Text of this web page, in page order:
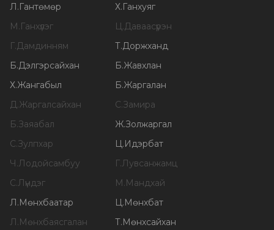
Л.Гантөмөр Х.Ганхуяг
М.Ганхүлэг Ц.Даваасүрэн
Г.Дамдинням Т.Доржханд
Б.Дэлгэрсайхан Б.Жавхлан
Х.Жангабыл Б.Жаргалан
Д.Жаргалсайхан С.Замира
Б.Заяабал Ж.Золжаргал
С.Зулпхар Ц.Идэрбат
Ч.Лодойсамбуу Г.Лувсанжамц
С.Лүндэг М.Мандхай
Л.Мөнхбаатар Ц.Мөнхбат
Л.Мөнхбаясгалан Т.Мөнхсайхан